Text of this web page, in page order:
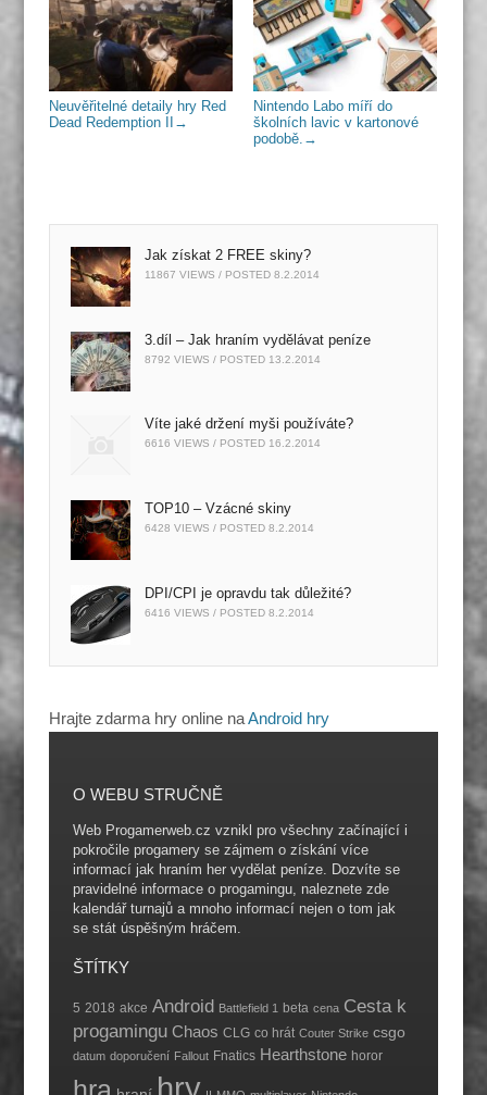
Neuvěřitelné detaily hry Red
Dead Redemption II
→
Nintendo Labo míří do
školních lavic v kartonové
podobě. →
Jak získat 2 FREE skiny?
11867 VIEWS / POSTED8.2.2014
3.díl – Jak hraním vydělávat peníze
8792 VIEWS / POSTED 13.2.2014
Víte jaké držení myši používáte?
6616 VIEWS / POSTED 16.2.2014
TOP10 – Vzácné skiny
6428 VIEWS / POSTED8.2.2014
DPI/CPI je opravdu tak důležité?
6416 VIEWS / POSTED8.2.2014
Hrajte zdarma hry online naAndroid hry
O WEBU STRUČNĚ
Web Progamerweb.cz vznikl pro všechny začínající i
pokročile progamery se zájmem o získání více
informací jak hraním her vydělat peníze. Dozvíte se
pravidelné informace o progamingu, naleznete zde
kalendář turnajů a mnoho informací nejen o tom jak
se stát úspěšným hráčem.
ŠTÍTKY
5 2018 akce Android Battlefield 1 beta cena Cesta k
progamingu Chaos CLG co hrát Couter Strike csgo
datum doporučení Fallout Fnatics Hearthstone horor
hry